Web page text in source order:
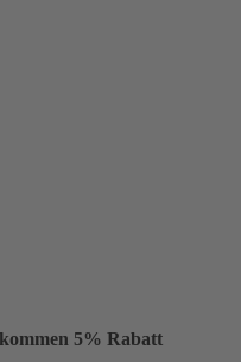
5% Rabatt